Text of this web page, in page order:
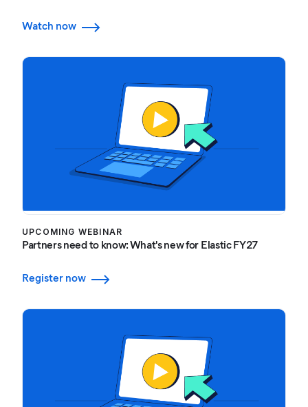
Watch now
UPCOMING WEBINAR
Partners need to know: What's new for Elastic FY27
Register now